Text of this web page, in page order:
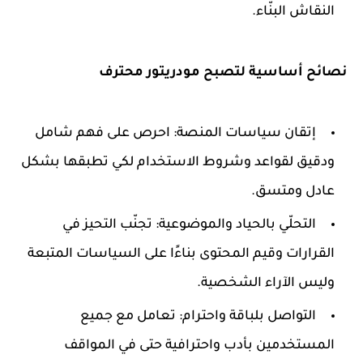
النقاش البنّاء.
نصائح أساسية لتصبح مودريتور محترف
إتقان سياسات المنصة: احرص على فهم شامل
ودقيق لقواعد وشروط الاستخدام لكي تطبقها بشكل
عادل ومتسق.
التحلّي بالحياد والموضوعية: تجنّب التحيز في
القرارات وقيم المحتوى بناءًا على السياسات المتبعة
وليس الآراء الشخصية.
التواصل بلباقة واحترام: تعامل مع جميع
المستخدمين بأدب واحترافية حتى في المواقف